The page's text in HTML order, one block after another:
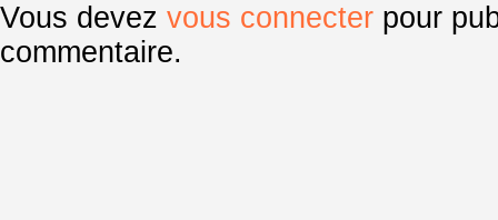
Vous devez vous connecter pour
commentaire.